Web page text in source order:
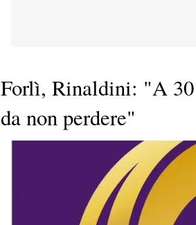
Forlì, Rinaldini: "A 30
da non perdere"